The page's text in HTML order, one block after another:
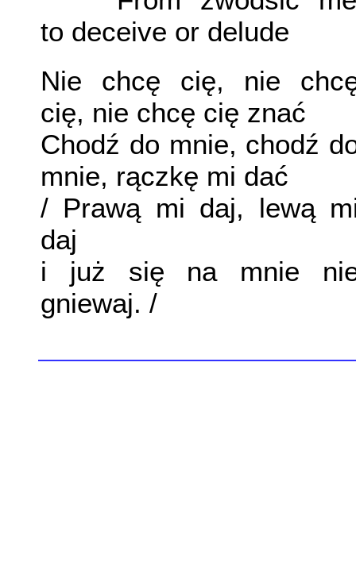
to deceive or delude
Nie chcę cię, nie
cię, nie chcę cię znać
Chodź do mnie, chodź
mnie, rączkę mi dać
/ Prawą mi daj, lewą
daj
i już się na mnie
gniewaj. /